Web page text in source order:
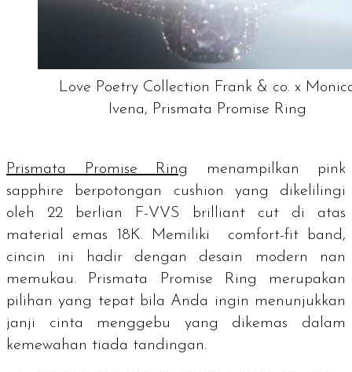
Love Poetry Collection Frank & co. x
Ivena, Prismata Promise Ring
Prismata Promise Ring menampilkan pink
sapphire berpotongan cushion yang dikelilingi
oleh 22 berlian F-VVS
brilliant cutdi atas
material emas 18K. Memiliki comfort-fit band ,
cincin ini hadir dengan desain modern nan
memukau. Prismata Promise Ring merupakan
pilihan yang tepat bila Anda ingin menunjukkan
janji cinta menggebu yang dikemas dalam
kemewahan tiada tandingan.